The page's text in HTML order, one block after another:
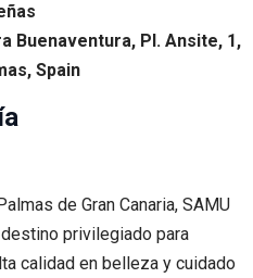
Buenaventura, Pl. Ansite, 1,
Spain
de Gran Canaria, SAMU
privilegiado para
calidad en belleza y cuidado